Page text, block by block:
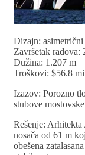
Dizajn:
Završetak radova:
Dužina: 1.207 m
Troškovi: $56.8
Izazov: Porozno
stubove
Rešenje:
nosača od 61 m
obešena